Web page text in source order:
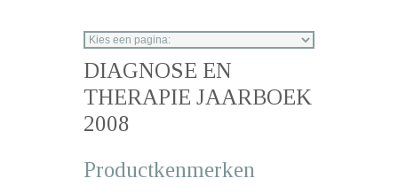
DIAGNOSE EN
THERAPIE JAARBOEK
2008
Productkenmerken